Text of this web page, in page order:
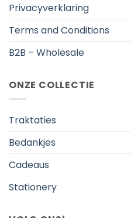
Privacyverklaring
Terms and Conditions
B2B – Wholesale
ONZE COLLECTIE
Traktaties
Bedankjes
Cadeaus
Stationery